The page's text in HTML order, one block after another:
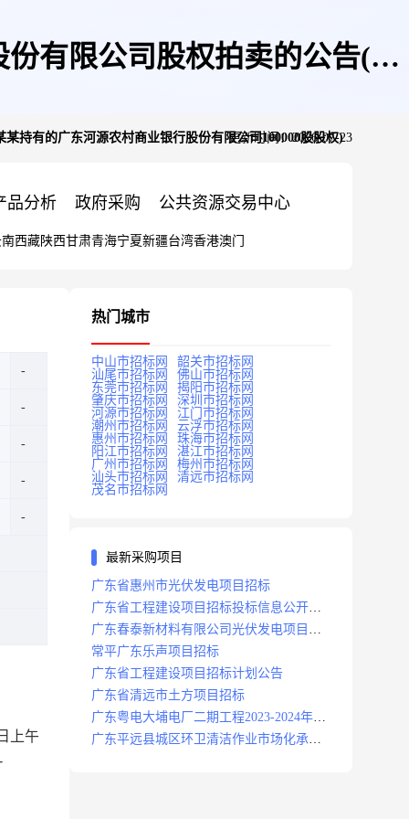
有限公司股权拍卖的公告(第
持有的广东河源农村商业银行股份有限公司100000股股权)
更新时间：2026-07-23
品分析 政府采购 公共资源交易中心
西藏陕西甘肃青海宁夏新疆台湾香港澳门
日上午
热门城市
中山市招标网
韶关市招标网
汕尾市招标网
佛山市招标网
东莞市招标网
揭阳市招标网
肇庆市招标网
深圳市招标网
河源市招标网
江门市招标网
潮州市招标网
云浮市招标网
惠州市招标网
珠海市招标网
阳江市招标网
湛江市招标网
广州市招标网
梅州市招标网
汕头市招标网
清远市招标网
茂名市招标网
最新采购项目
广东省惠州市光伏发电项目招标
广东省工程建设项目招标投标信息公开目
录
广东春泰新材料有限公司光伏发电项目招
标
常平广东乐声项目招标
广东省工程建设项目招标计划公告
广东省清远市土方项目招标
广东粤电大埔电厂二期工程2023-2024年度
安保服务项目招标公告
广东平远县城区环卫清洁作业市场化承包